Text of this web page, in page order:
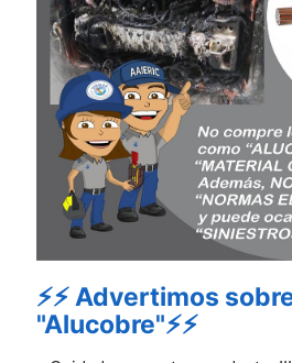
⚡⚡ Advertimos
"Alucobre"⚡⚡